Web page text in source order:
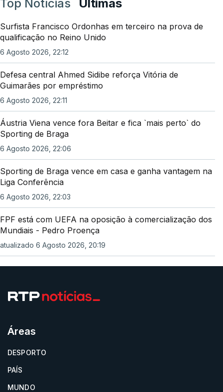
Top Notícias Últimas
Surfista Francisco Ordonhas em terceiro na prova de
qualificação no Reino Unido
6 Agosto 2026, 22:12
Defesa central Ahmed Sidibe reforça Vitória de
Guimarães por empréstimo
6 Agosto 2026, 22:11
Áustria Viena vence fora Beitar e fica `mais perto` do
Sporting de Braga
6 Agosto 2026, 22:06
Sporting de Braga vence em casa e ganha vantagem na
Liga Conferência
6 Agosto 2026, 22:03
FPF está com UEFA na oposição à comercialização dos
Mundiais - Pedro Proença
atualizado 6 Agosto 2026, 20:19
Áreas
DESPORTO
PAÍS
MUNDO